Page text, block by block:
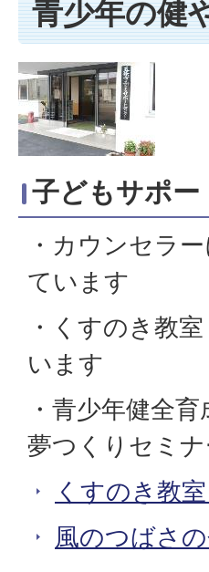
青少年の健
子どもサポー
・カウンセラ
ています
・くすのき教
います
・青少年健全
夢つくりセミ
くすのき教
風のつばさ